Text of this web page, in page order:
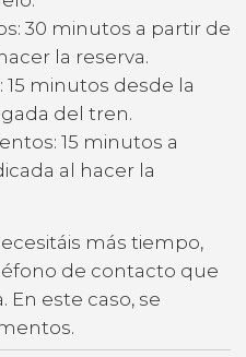
30 minutos a partir de
la reserva.
15 minutos desde la
del tren.
15 minutos a
al hacer la
más tiempo,
de contacto que
En este caso, se